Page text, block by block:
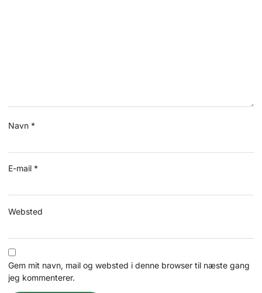
Navn *
E-mail *
Websted
Gem mit navn, mail og websted i denne browser til næste gang
jeg kommenterer.